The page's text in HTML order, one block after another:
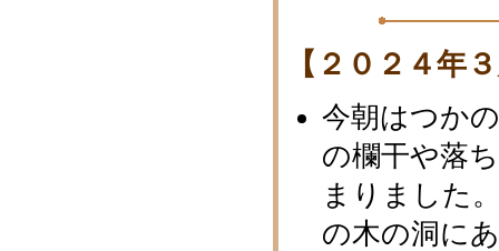
【２０２４年
今朝はつか
の欄干や落
まりました
の木の洞に